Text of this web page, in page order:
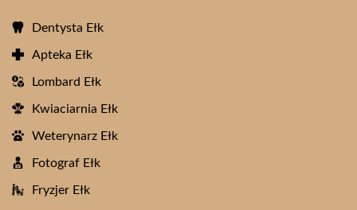
Dentysta Ełk
Apteka Ełk
Lombard Ełk
Kwiaciarnia Ełk
Weterynarz Ełk
Fotograf Ełk
Fryzjer Ełk